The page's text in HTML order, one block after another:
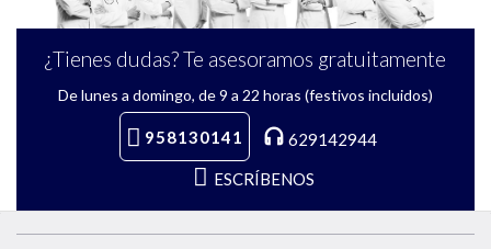
¿Tienes dudas? Te asesoramos gratuitamente
De lunes a domingo, de 9 a 22 horas (festivos incluidos)
958130141
629142944
ESCRÍBENOS